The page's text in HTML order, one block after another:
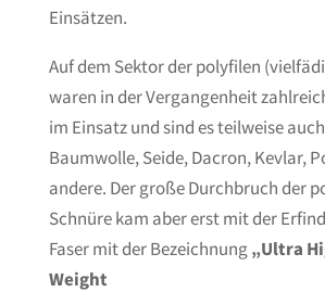
Einsätzen.
Auf dem Sektor der polyfilen
waren in der Vergangenheit
im Einsatz und sind es teilweise
Baumwolle, Seide, Dacron, Kevlar,
andere. Der große Durchbruch der
Schnüre kam aber erst mit der
Faser mit der Bezeichnung„Ultra
Weight